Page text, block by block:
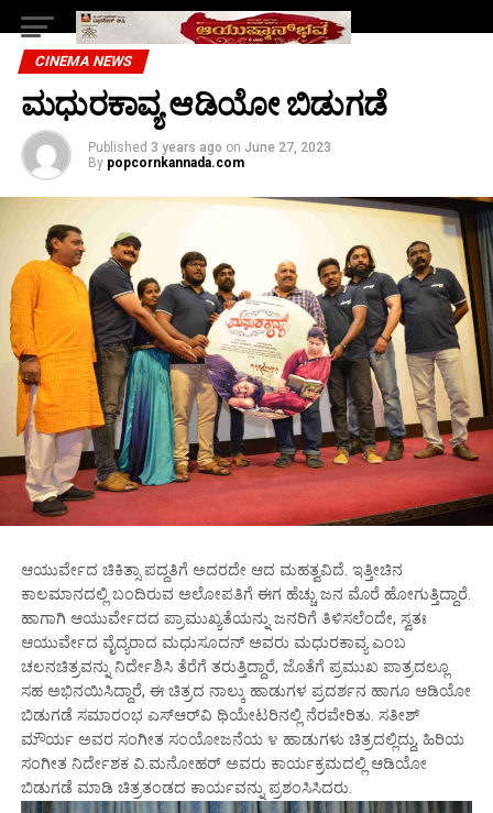
CINEMA NEWS
ಮಧುರಕಾವ್ಯ ಆಡಿಯೋ ಬಿಡುಗಡೆ
Published 3 years ago on June 27, 2023
By popcornkannada.com
ಆಯುರ್ವೇದ ಚಿಕಿತ್ಸಾ ಪದ್ದತಿಗೆ ಅದರದೇ ಆದ ಮಹತ್ವವಿದೆ. ಇತ್ತೀಚಿನ
ಕಾಲಮಾನದಲ್ಲಿ ಬಂದಿರುವ ಅಲೋಪತಿಗೆ ಈಗ ಹೆಚ್ಚು ಜನ ಮೊರೆ ಹೋಗುತ್ತಿದ್ದಾರೆ.
ಹಾಗಾಗಿ ಆಯುರ್ವೇದದ ಪ್ರಾಮುಖ್ಯತೆಯನ್ನು ಜನರಿಗೆ ತಿಳಿಸಲೆಂದೇ, ಸ್ವತಃ
ಆಯುರ್ವೇದ ವೈದ್ಯರಾದ ಮಧುಸೂದನ್ ಅವರು ಮಧುರಕಾವ್ಯ ಎಂಬ
ಚಲನಚಿತ್ರವನ್ನು ನಿರ್ದೇಶಿಸಿ ತೆರೆಗೆ ತರುತ್ತಿದ್ದಾರೆ, ಜೊತೆಗೆ ಪ್ರಮುಖ ಪಾತ್ರದಲ್ಲೂ
ಸಹ ಅಭಿನಯಿಸಿದ್ದಾರೆ, ಈ ಚಿತ್ರದ ನಾಲ್ಕು ಹಾಡುಗಳ ಪ್ರದರ್ಶನ ಹಾಗೂ ಆಡಿಯೋ
ಬಿಡುಗಡೆ ಸಮಾರಂಭ ಎಸ್‌ಆರ್‌ವಿ ಥಿಯೇಟರಿನಲ್ಲಿ ನೆರವೇರಿತು. ಸತೀಶ್
ಮೌರ್ಯ ಅವರ ಸಂಗೀತ ಸಂಯೋಜನೆಯ ೪ ಹಾಡುಗಳು ಚಿತ್ರದಲ್ಲಿದ್ದು, ಹಿರಿಯ
ಸಂಗೀತ ನಿರ್ದೇಶಕ ವಿ.ಮನೋಹರ್ ಅವರು ಕಾರ್ಯಕ್ರಮದಲ್ಲಿ ಆಡಿಯೋ
ಬಿಡುಗಡೆ ಮಾಡಿ ಚಿತ್ರತಂಡದ ಕಾರ್ಯವನ್ನು ಪ್ರಶಂಸಿಸಿದರು.